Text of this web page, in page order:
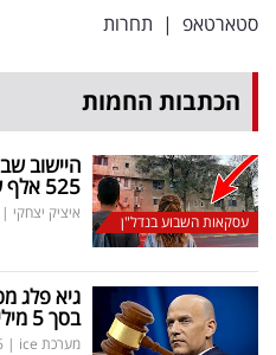
סטארטאפ | תחרות
הכתבות החמות
עסקאות השבוע בנדל"ן
היישוב
525 אלף שקל
איציק יצחקי |
גיא פלג
בסך 5 מיליון שקל
מערכת ice |